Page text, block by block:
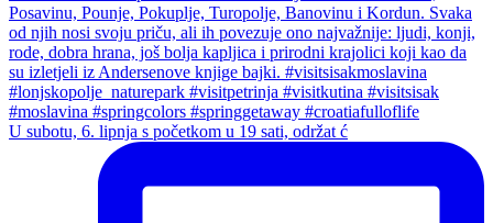
U subotu, 6. lipnja s početkom u 19 sati, održat ć